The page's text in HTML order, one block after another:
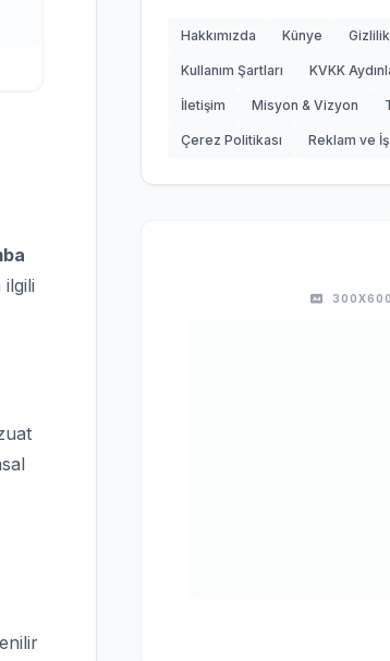
Hakkımızda Künye
Kullanım Şartları KVKK
İletişim Misyon & Vizyon
Çerez Politikası Reklam ve
300X600